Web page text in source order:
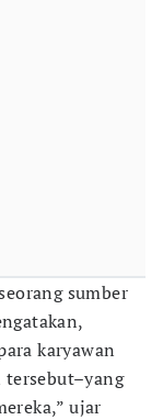
sumber
karyawan
tersebut–yang
ujar